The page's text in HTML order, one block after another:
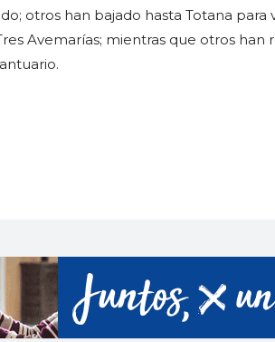
otros han bajado hasta Totana para
Avemarías; mientras que otros han